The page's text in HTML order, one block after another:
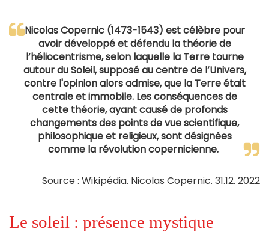
Nicolas Copernic (1473-1543) est célèbre pour
avoir développé et défendu la théorie de
l’héliocentrisme, selon laquelle la Terre tourne
autour du Soleil, supposé au centre de l’Univers,
contre l'opinion alors admise, que la Terre était
centrale et immobile. Les conséquences de
cette théorie, ayant causé de profonds
changements des points de vue scientifique,
philosophique et religieux, sont désignées
comme la révolution copernicienne.
Source : Wikipédia. Nicolas Copernic. 31.12. 2022
Le soleil : présence mystique